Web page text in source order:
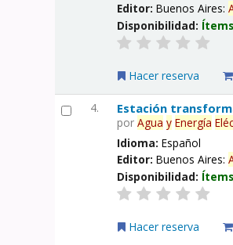
Editor:Buenos Aires:
Disponibilidad:
Hacer reserva
4. Estación
porAgua y Energía
Idioma:Español
Editor:Buenos Aires:
Disponibilidad:
Hacer reserva